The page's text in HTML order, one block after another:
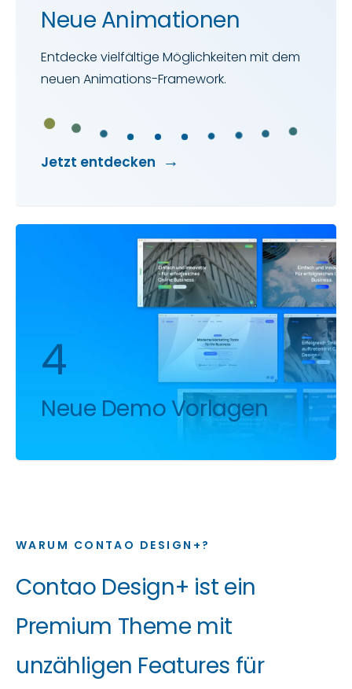
Neue Animationen
Entdecke vielfältige Möglichkeiten mit dem
neuen Animations-Framework.
Jetzt entdecken
4
Neue Demo Vorlagen
WARUM CONTAO DESIGN+?
Contao Design+ ist ein
Premium Theme mit
unzähligen Features für